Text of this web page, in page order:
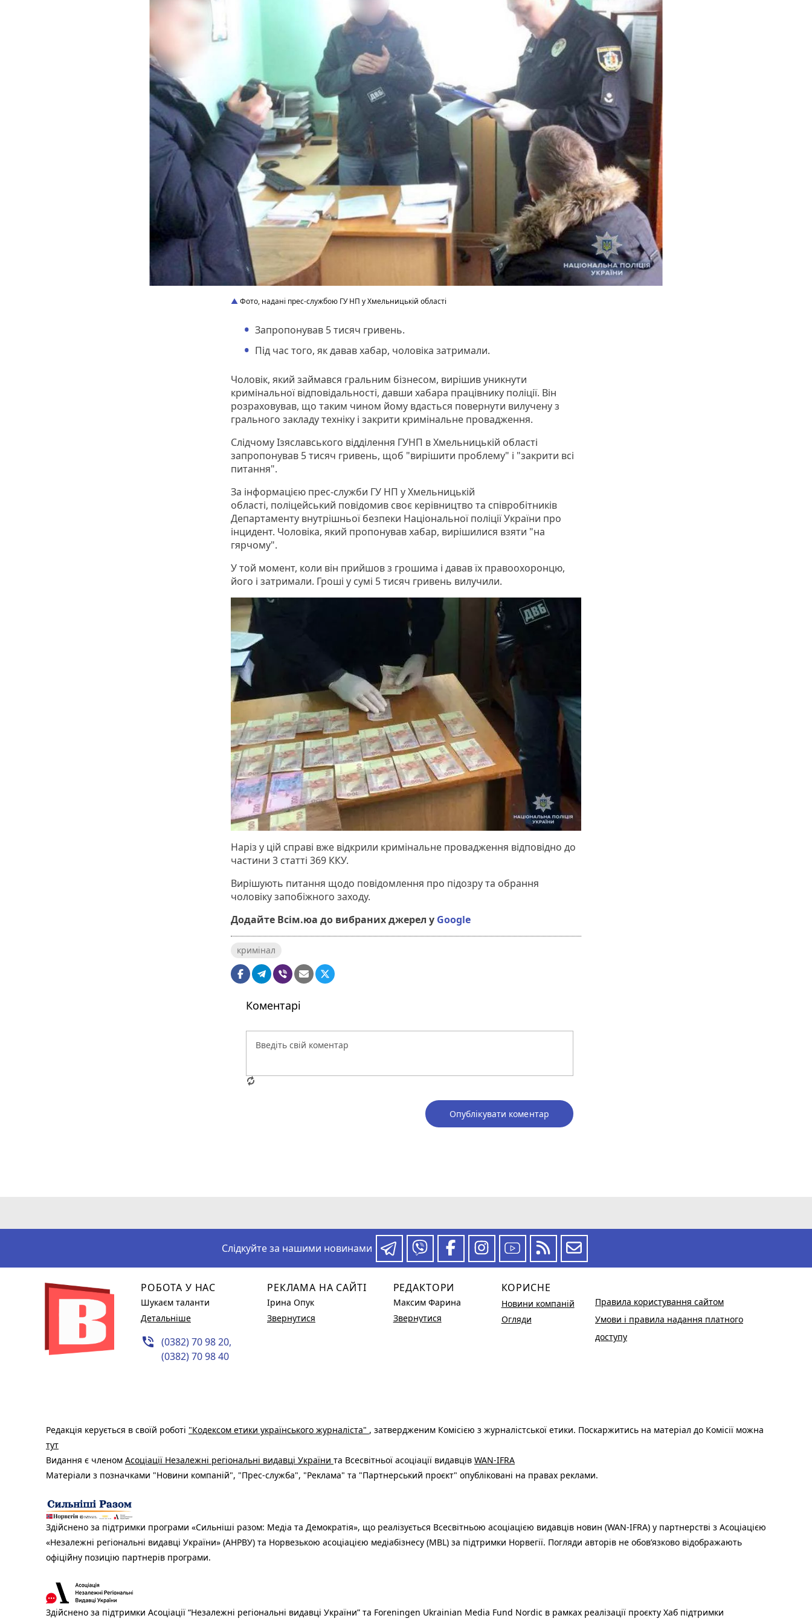
Фото, надані прес-службою ГУ НП у Хмельницькій області
Запропонував 5 тисяч гривень.
Під час того, як давав хабар, чоловіка затримали.
Чоловік, який займався гральним бізнесом, вирішив уникнути
кримінальної відповідальності, давши хабара працівнику поліції. Він
розраховував, що таким чином йому вдасться повернути вилучену з
грального закладу техніку і закрити кримінальне провадження.
Слідчому Ізяславського відділення ГУНП в Хмельницькій області
запропонував 5 тисяч гривень, щоб "вирішити проблему" і "закрити всі
питання".
За інформацією прес-служби ГУ НП у Хмельницькій
області, поліцейський повідомив своє керівництво та співробітників
Департаменту внутрішньої безпеки Національної поліції України про
інцидент. Чоловіка, який пропонував хабар, вирішилися взяти "на
гярчому".
У той момент, коли він прийшов з грошима і давав їх правоохоронцю,
його і затримали. Гроші у сумі 5 тисяч гривень вилучили.
Наріз у цій справі вже відкрили кримінальне провадження відповідно до
частини 3 статті 369 ККУ.
Вирішують питання щодо повідомлення про підозру та обрання
чоловіку запобіжного заходу.
Додайте Всім.юа до вибраних джерел у Google
кримінал
Коментарі
Опублікувати коментар
Слідкуйте за нашими новинами
РОБОТА У НАС
Шукаєм таланти
Детальніше
phone_in_talk (0382) 70 98 20,
(0382) 70 98 40
РЕКЛАМА НА САЙТІ
Ірина Опук
Звернутися
РЕДАКТОРИ
Максим Фарина
Звернутися
КОРИСНЕ
Новини компаній
Огляди
Правила користування сайтом
Умови і правила надання платного
доступу
Редакція керується в своїй роботі "Кодексом етики українського журналіста" , затвердженим Комісією з журналістської етики. Поскаржитись на матеріал до Комісії можна
тут
Видання є членом Асоціації Незалежні регіональні видавці України та Всесвітньої асоціації видавців WAN-IFRA
Матеріали з позначками "Новини компаній", "Прес-служба", "Реклама" та "Партнерський проєкт" опубліковані на правах реклами.
Здійснено за підтримки програми «Сильніші разом: Медіа та Демократія», що реалізується Всесвітньою асоціацією видавців новин (WAN-IFRA) у партнерстві з Асоціацією
«Незалежні регіональні видавці України» (АНРВУ) та Норвезькою асоціацією медіабізнесу (MBL) за підтримки Норвегії. Погляди авторів не обов’язково відображають
офіційну позицію партнерів програми.
Здійснено за підтримки Асоціації “Незалежні регіональні видавці України” та Foreningen Ukrainian Media Fund Nordic в рамках реалізації проєкту Хаб підтримки